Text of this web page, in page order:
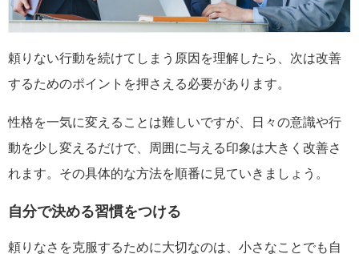
頼りない行動を続けてしまう原因を理解したら、次は改善
するためのポイントを押さえる必要があります。
性格を一気に変えることは難しいですが、日々の意識や行
動を少し変えるだけで、周囲に与える印象は大きく改善さ
れます。その具体的な方法を順番に見ていきましょう。
自分で決める習慣をつける
頼りなさを克服するために大切なのは、小さなことでも自